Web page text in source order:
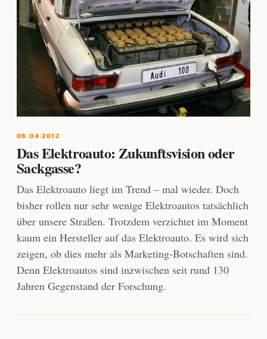
06.04.2012
Das Elektroauto: Zukunftsvision oder
Sackgasse?
Das Elektroauto liegt im Trend – mal wieder. Doch
bisher rollen nur sehr wenige Elektroautos tatsächlich
über unsere Straßen. Trotzdem verzichtet im Moment
kaum ein Hersteller auf das Elektroauto. Es wird sich
zeigen, ob dies mehr als Marketing-Botschaften sind.
Denn Elektroautos sind inzwischen seit rund 130
Jahren Gegenstand der Forschung.